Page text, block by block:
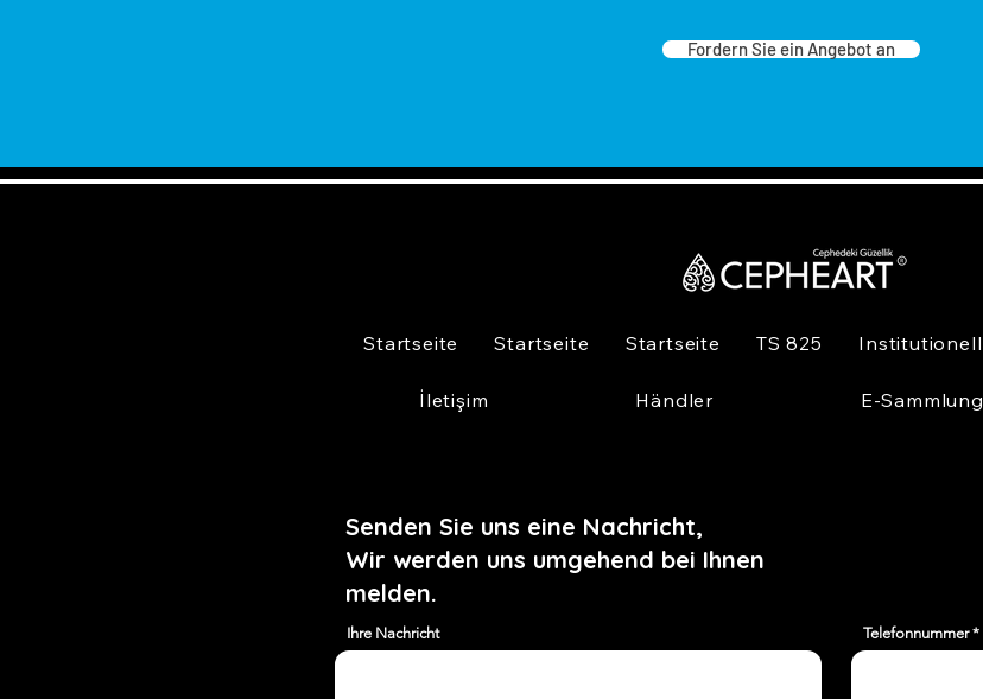
Fordern Sie ein Angebot an
Startseite Startseite Startseite TS 825 Institutionell
İletişim Händler E-Sammlung
Senden Sie uns eine Nachricht,
Wir werden uns umgehend bei Ihnen
melden.
Ihre Nachricht Telefonnummer